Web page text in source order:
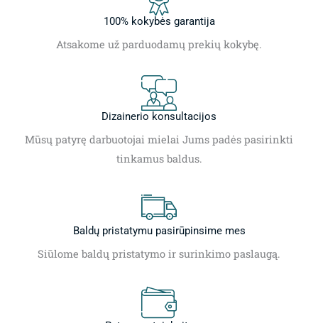
100% kokybės garantija
Atsakome už parduodamų prekių kokybę.
Dizainerio konsultacijos
Mūsų patyrę darbuotojai mielai Jums padės pasirinkti
tinkamus baldus.
Baldų pristatymu pasirūpinsime mes
Siūlome baldų pristatymo ir surinkimo paslaugą.